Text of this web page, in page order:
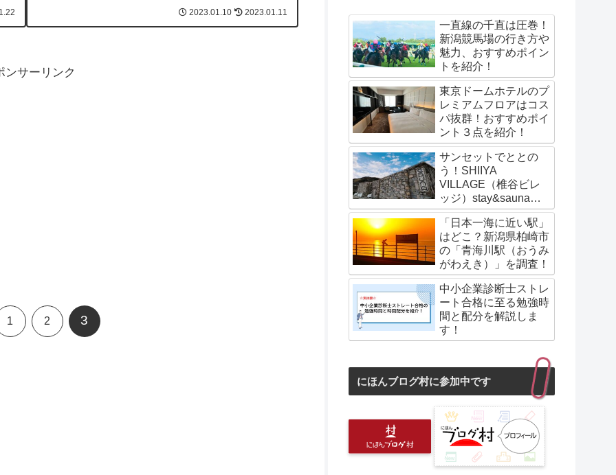
2023.01.10 2023.01.11
ンサーリンク
1 2 3
一直線の千直は圧巻！
新潟競馬場の行き方や
魅力、おすすめポイン
トを紹介！
東京ドームホテルのプ
レミアムフロアはコス
パ抜群！おすすめポイ
ント３点を紹介！
サンセットでととの
う！SHIIYA
VILLAGE（椎谷ビレ
ッジ）stay&saunaの
サウナ体験談を紹介！
「日本一海に近い駅」
はどこ？新潟県柏崎市
の「青海川駅（おうみ
がわえき）」を調査！
中小企業診断士ストレ
ート合格に至る勉強時
間と配分を解説しま
す！
にほんブログ村に参加中です